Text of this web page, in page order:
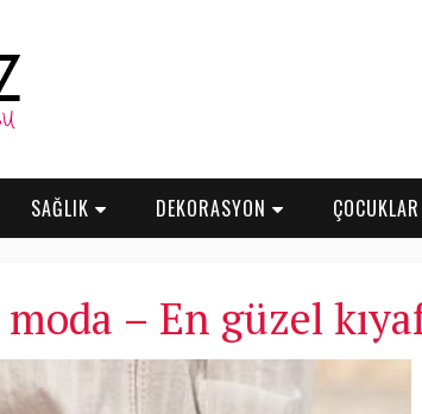
SAĞLIK DEKORASYON ÇOCUKLAR
moda – En güzel